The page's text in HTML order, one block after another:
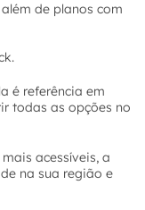
além de planos com
é referência em
todas as opções no
acessíveis, a
na sua região e